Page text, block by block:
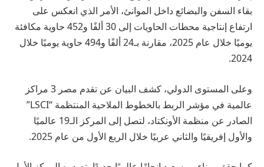
بقاء السفن والبضائع داخل الموانئ، الأمر الذي انعكس على
ارتفاع إنتاجية محطات الحاويات إلى 30 ألفًا و452 حاوية مكافئة
يوميًا خلال عام 2025، مقارنة بـ24 ألفًا و494 حاوية يوميًا خلال
2024.
وعلى المستوى الدولي، كشف البيان عن تقدم مصر 3 مراكز
عالمية في مؤشر الربط بالخطوط الملاحية المنتظمة “LSCI”
الصادر عن منظمة الأونكتاد، لتصل إلى المركز الـ19 عالميًا
والأول إفريقيًا والثاني عربيًا خلال الربع الأول من عام 2025.